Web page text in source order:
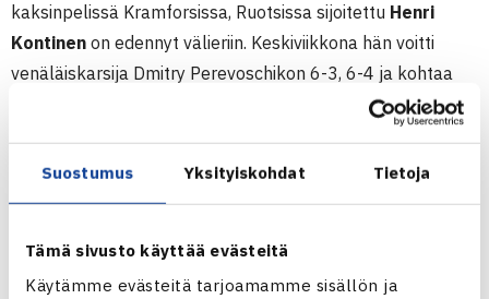
Suostumus Yksityiskohdat Tietoja
Tämä sivusto käyttää evästeitä
Käytämme evästeitä tarjoamamme sisällön ja
kaksinpelissä Kramforsissa, Ruotsissa sijoitettu Henri
Kontinen on edennyt välieriin. Keskiviikkona hän voitti
venäläiskarsija Dmitry Perevoschikon 6-3, 6-4 ja kohtaa
välierissä Italian Enrico Fioravanten. Kumpikaan ei ole
Poikien kaksinpeli
Puoliväliriä: Henri Kontinen (2.) – Dmitry Perevoschkikov